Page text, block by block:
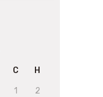
С Н
1
2